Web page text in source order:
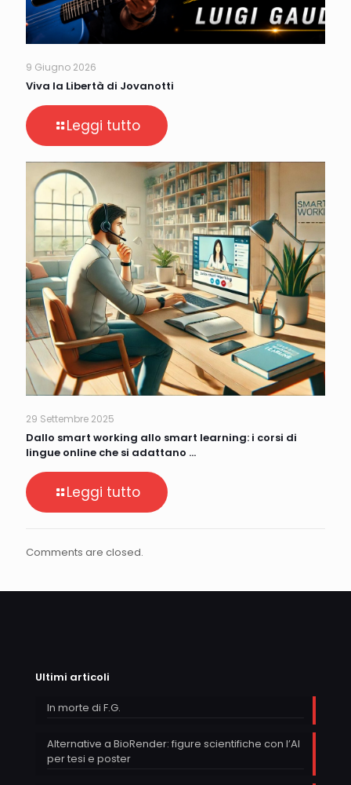
9 Giugno 2026
Viva la Libertà di Jovanotti
Leggi tutto
29 Settembre 2025
Dallo smart working allo smart learning: i corsi di
lingue online che si adattano …
Leggi tutto
Comments are closed.
Ultimi articoli
In morte di F.G.
Alternative a BioRender: figure scientifiche con l’AI
per tesi e poster